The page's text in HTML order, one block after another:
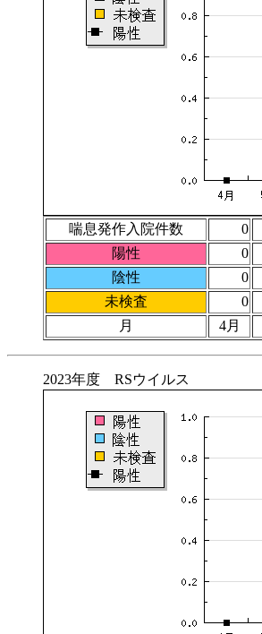
喘息発作入院件数 0
陽性
0
陰性
0
未検査
0
月
4月
2023年度 RSウイルス